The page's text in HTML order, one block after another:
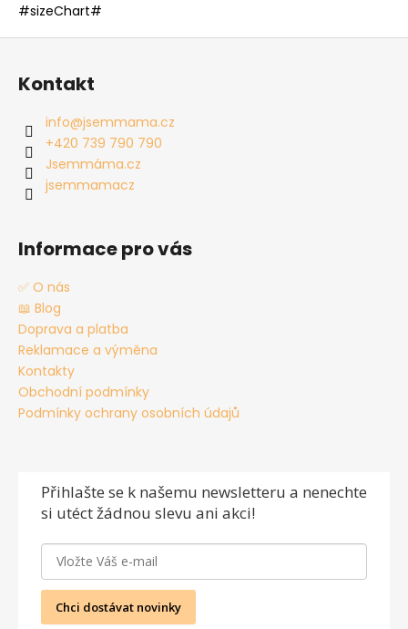
#sizeChart#
Z
Kontakt
info@jsemmama.cz
+420 739 790 790
Jsemmáma.cz
jsemmamacz
Informace pro vás
✅ O nás
📖 Blog
Doprava a platba
Reklamace a výměna
Kontakty
Obchodní podmínky
Podmínky ochrany osobních údajů
Přihlašte se k našemu newsletteru a nenechte
si utéct žádnou slevu ani akci!
Chci dostávat novinky